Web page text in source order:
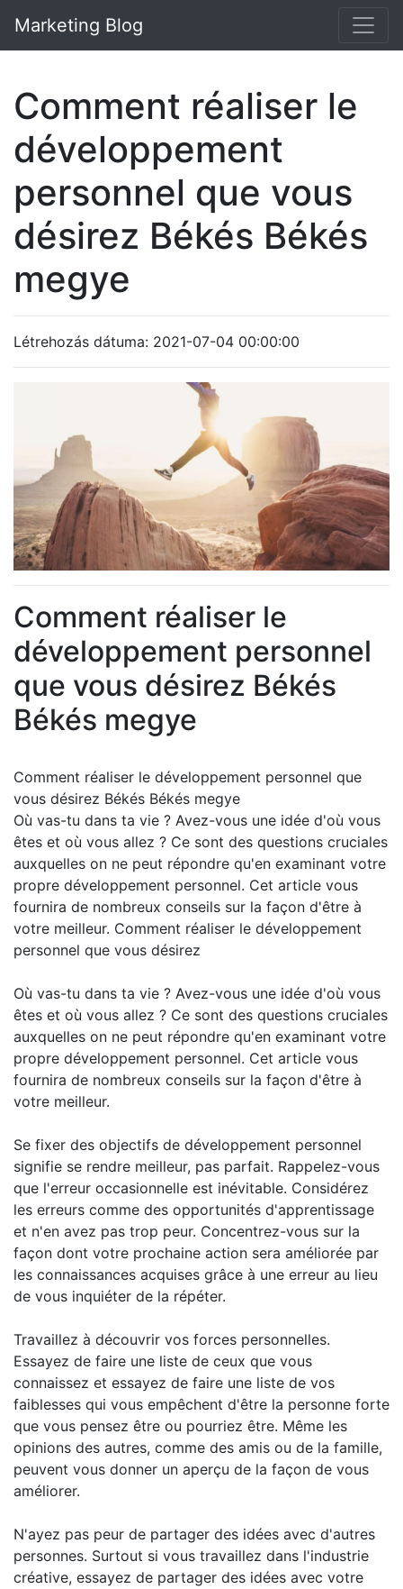
Marketing Blog
Comment réaliser le
développement
personnel que vous
désirez Békés Békés
megye
Létrehozás dátuma: 2021-07-04 00:00:00
Comment réaliser le
développement personnel
que vous désirez Békés
Békés megye
Comment réaliser le développement personnel que
vous désirez Békés Békés megye
Où vas-tu dans ta vie ? Avez-vous une idée d'où vous
êtes et où vous allez ? Ce sont des questions cruciales
auxquelles on ne peut répondre qu'en examinant votre
propre développement personnel. Cet article vous
fournira de nombreux conseils sur la façon d'être à
votre meilleur. Comment réaliser le développement
personnel que vous désirez
Où vas-tu dans ta vie ? Avez-vous une idée d'où vous
êtes et où vous allez ? Ce sont des questions cruciales
auxquelles on ne peut répondre qu'en examinant votre
propre développement personnel. Cet article vous
fournira de nombreux conseils sur la façon d'être à
votre meilleur.
Se fixer des objectifs de développement personnel
signifie se rendre meilleur, pas parfait. Rappelez-vous
que l'erreur occasionnelle est inévitable. Considérez
les erreurs comme des opportunités d'apprentissage
et n'en avez pas trop peur. Concentrez-vous sur la
façon dont votre prochaine action sera améliorée par
les connaissances acquises grâce à une erreur au lieu
de vous inquiéter de la répéter.
Travaillez à découvrir vos forces personnelles.
Essayez de faire une liste de ceux que vous
connaissez et essayez de faire une liste de vos
faiblesses qui vous empêchent d'être la personne forte
que vous pensez être ou pourriez être. Même les
opinions des autres, comme des amis ou de la famille,
peuvent vous donner un aperçu de la façon de vous
améliorer.
N'ayez pas peur de partager des idées avec d'autres
personnes. Surtout si vous travaillez dans l'industrie
créative, essayez de partager des idées avec votre